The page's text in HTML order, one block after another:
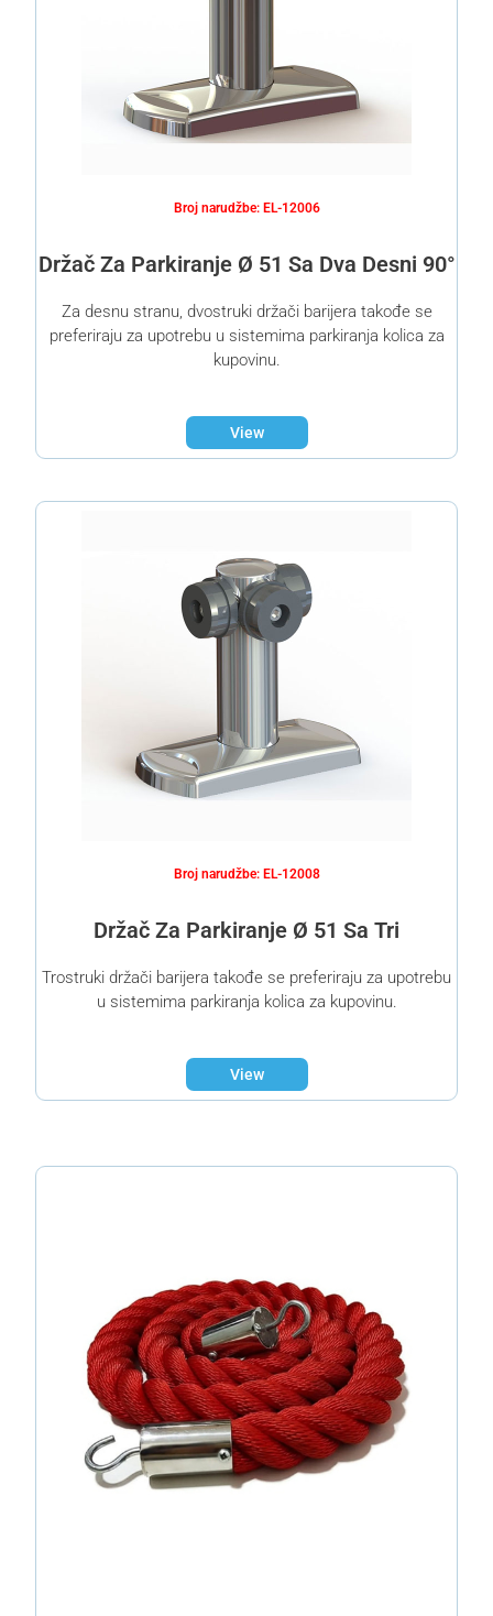
Broj narudžbe: EL-12006
Držač Za Parkiranje Ø 51 Sa Dva Desni 90°
Za desnu stranu, dvostruki držači barijera takođe se
preferiraju za upotrebu u sistemima parkiranja kolica za
kupovinu.
View
Broj narudžbe: EL-12008
Držač Za Parkiranje Ø 51 Sa Tri
Trostruki držači barijera takođe se preferiraju za upotrebu
u sistemima parkiranja kolica za kupovinu.
View